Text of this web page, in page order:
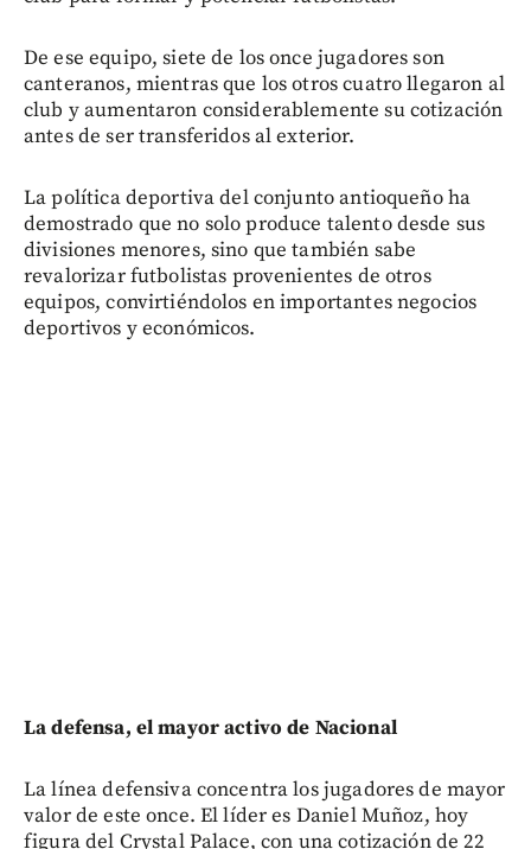
De ese equipo, siete de los once jugadores son
canteranos, mientras que los otros cuatro llegaron al
club y aumentaron considerablemente su cotización
antes de ser transferidos al exterior.
La política deportiva del conjunto antioqueño ha
demostrado que no solo produce talento desde sus
divisiones menores, sino que también sabe
revalorizar futbolistas provenientes de otros
equipos, convirtiéndolos en importantes negocios
deportivos y económicos.
La defensa, el mayor activo de Nacional
La línea defensiva concentra los jugadores de mayor
valor de este once. El líder es Daniel Muñoz, hoy
figura del Crystal Palace, con una cotización de 22